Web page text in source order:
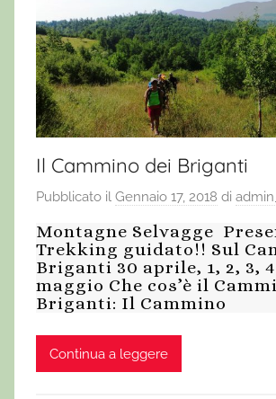
Il Cammino dei Briganti
Pubblicato il Gennaio 17, 2018 di
Montagne Selvagge
Trekking guidato!! Sul
Briganti 30 aprile, 1, 2, 3,
maggio Che cos’è il
Briganti: Il Cammino
Continua a leggere